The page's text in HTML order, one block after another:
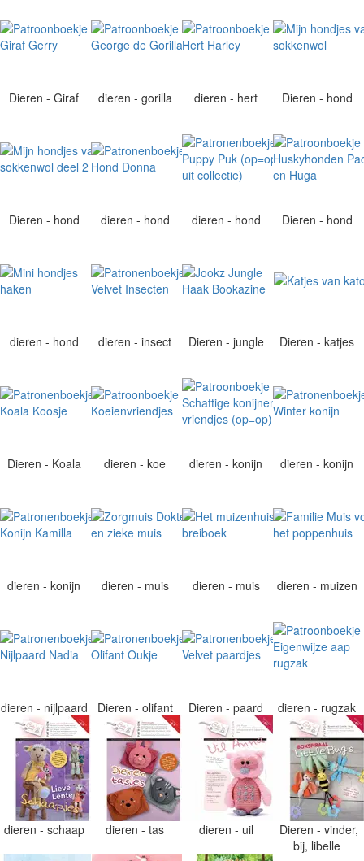
Dieren - Giraf dieren - gorilla dieren - hert Dieren - hond
Dieren - hond dieren - hond dieren - hond Dieren - hond
dieren - hond dieren - insect Dieren - jungle Dieren - katjes
Dieren - Koala dieren - koe dieren - konijn dieren - konijn
dieren - konijn dieren - muis dieren - muis dieren - muizen
dieren - nijlpaard Dieren - olifant Dieren - paard dieren - rugzak
dieren - schaap dieren - tas dieren - uil
Dieren - vinder,
bij, libelle